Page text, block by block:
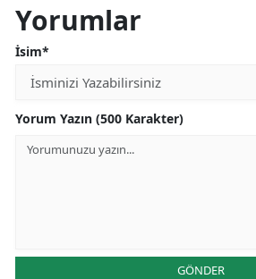
Yorumlar
İsim*
Yorum Yazın (500 Karakter)
GÖNDER